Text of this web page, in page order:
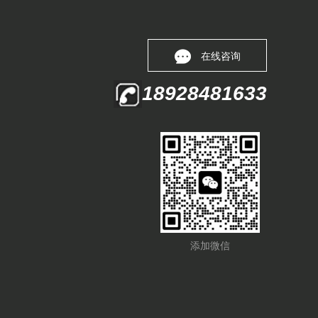
在线咨询
18928481633
添加微信